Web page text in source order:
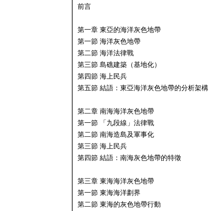
前言
第一章 東亞的海洋灰色地帶
第一節 海洋灰色地帶
第二節 海洋法律戰
第三節 島礁建築（基地化）
第四節 海上民兵
第五節 結語：東亞海洋灰色地帶的分析架構
第二章 南海海洋灰色地帶
第一節 「九段線」法律戰
第二節 南海造島及軍事化
第三節 海上民兵
第四節 結語：南海灰色地帶的特徵
第三章 東海海洋灰色地帶
第一節 東海海洋劃界
第二節 東海的灰色地帶行動